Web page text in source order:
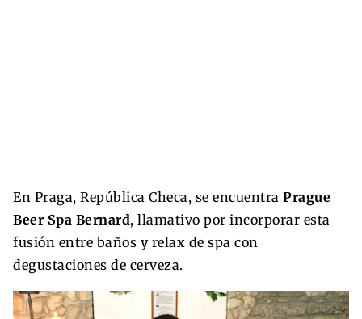
En Praga, República Checa, se encuentra Prague
Beer Spa Bernard, llamativo por incorporar esta
fusión entre baños y relax de spa con
degustaciones de cerveza.